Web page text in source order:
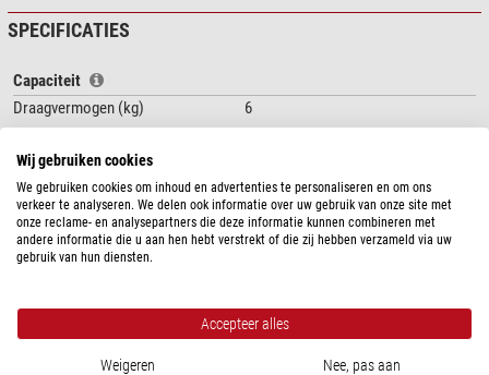
TS Optics is een merk van Teleskop-Service.
SPECIFICATIES
Capaciteit
Draagvermogen (kg)
6
Algemeen
Type
Camera houder
Ontwerp
Piggyback camera houders
Fabrikant:Teleskop-Service Ransburg GmbH, Von-Myra-Straße 8, 85599
Parsdorf, DE, www.teleskop-express.de
Wij gebruiken cookies
We gebruiken cookies om inhoud en advertenties te personaliseren en om ons
verkeer te analyseren. We delen ook informatie over uw gebruik van onze site met
onze reclame- en analysepartners die deze informatie kunnen combineren met
andere informatie die u aan hen hebt verstrekt of die zij hebben verzameld via uw
gebruik van hun diensten.
Accepteer alles
Weigeren Nee, pas aan